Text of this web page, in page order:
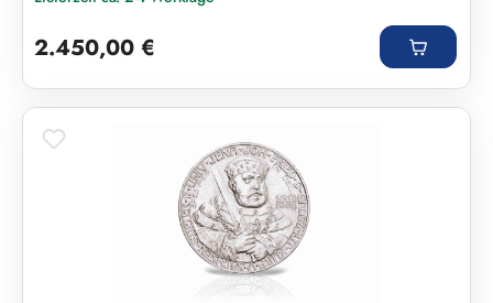
2.450,00 €